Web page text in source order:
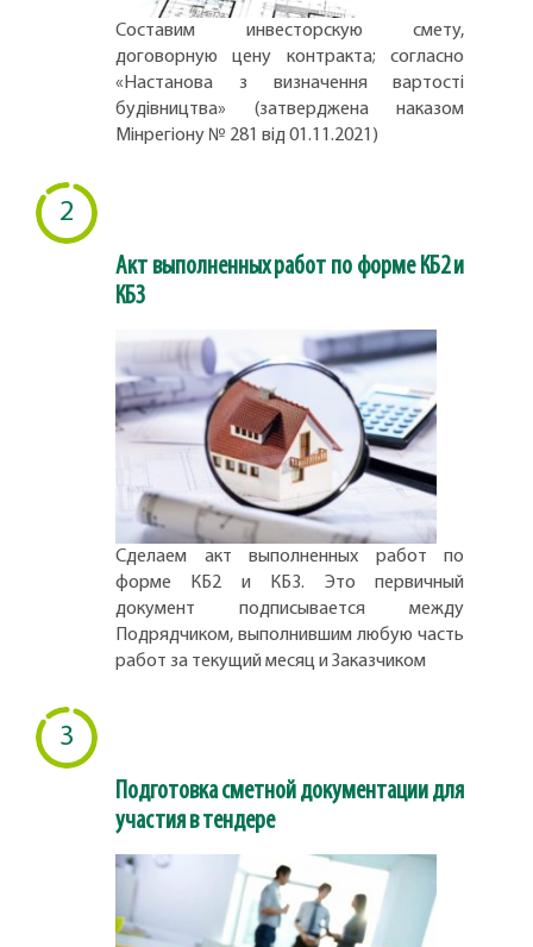
Составим инвесторскую смету,
договорную цену контракта; согласно
«Настанова з визначення вартості
будівництва» (затверджена наказом
Мінрегіону № 281 від 01.11.2021)
2
Акт выполненных работ по форме КБ2 и
КБ3
Сделаем акт выполненных работ по
форме КБ2 и КБ3. Это первичный
документ подписывается между
Подрядчиком, выполнившим любую часть
работ за текущий месяц и Заказчиком
3
Подготовка сметной документации для
участия в тендере